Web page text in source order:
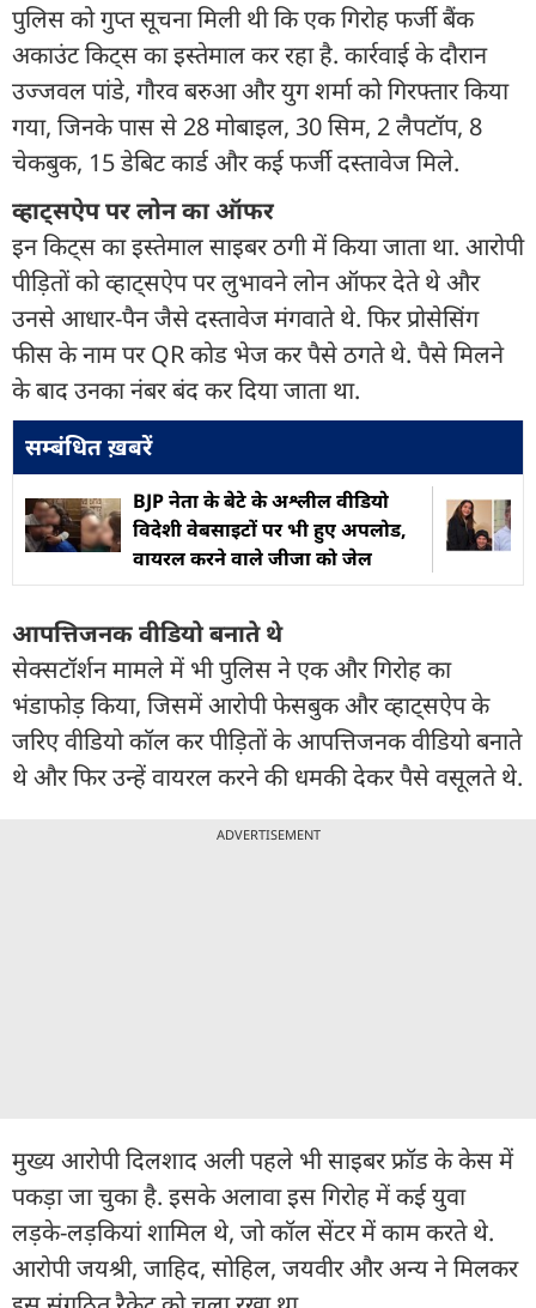
पुलिस को गुप्त सूचना मिली थी कि एक गिरोह फर्जी बैंक
अकाउंट किट्स का इस्तेमाल कर रहा है. कार्रवाई के दौरान
उज्जवल पांडे, गौरव बरुआ और युग शर्मा को गिरफ्तार किया
गया, जिनके पास से 28 मोबाइल, 30 सिम, 2 लैपटॉप, 8
चेकबुक, 15 डेबिट कार्ड और कई फर्जी दस्तावेज मिले.
व्हाट्सऐप पर लोन का ऑफर
इन किट्स का इस्तेमाल साइबर ठगी में किया जाता था. आरोपी
पीड़ितों को व्हाट्सऐप पर लुभावने लोन ऑफर देते थे और
उनसे आधार-पैन जैसे दस्तावेज मंगवाते थे. फिर प्रोसेसिंग
फीस के नाम पर QR कोड भेज कर पैसे ठगते थे. पैसे मिलने
के बाद उनका नंबर बंद कर दिया जाता था.
सम्बंधित ख़बरें
BJP नेता के बेटे के अश्लील वीडियो
विदेशी वेबसाइटों पर भी हुए अपलोड,
वायरल करने वाले जीजा को जेल
आपत्तिजनक वीडियो बनाते थे
सेक्सटॉर्शन मामले में भी पुलिस ने एक और गिरोह का
भंडाफोड़ किया, जिसमें आरोपी फेसबुक और व्हाट्सऐप के
जरिए वीडियो कॉल कर पीड़ितों के आपत्तिजनक वीडियो बनाते
थे और फिर उन्हें वायरल करने की धमकी देकर पैसे वसूलते थे.
ADVERTISEMENT
मुख्य आरोपी दिलशाद अली पहले भी साइबर फ्रॉड के केस में
पकड़ा जा चुका है. इसके अलावा इस गिरोह में कई युवा
लड़के-लड़कियां शामिल थे, जो कॉल सेंटर में काम करते थे.
आरोपी जयश्री, जाहिद, सोहिल, जयवीर और अन्य ने मिलकर